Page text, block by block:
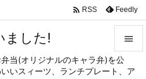
ました!
当(オリジナルのキャラ弁)を公
いスィーツ、ランチプレート、ア


メニュ
 RSS Feedly